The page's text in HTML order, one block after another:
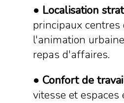
● Localisation
principaux
l'animation
repas d'affaires.
● Confort de
vitesse et espaces